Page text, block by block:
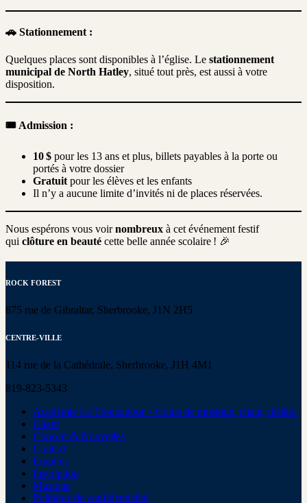
🚗 Stationnement :
Quelques places sont disponibles à l’église. Le stationnement
municipal de North Hatley, situé tout près, est aussi à votre
disposition.
🎟️ Admission :
10 $ pour les 13 ans et plus, billets payables à la porte ou
portés à votre dossier
Gratuit pour les élèves et les enfants
Il n’y a aucune limite d’invités ni de places réservées.
Nous espérons vous voirnombreux à cet événement festif
qui clôture en beauté cette belle année scolaire ! 🎉
ROCK FOREST
875 rue de Gibraltar, Sherbrooke, J1N 2H5
CENTRE-VILLE
114 rue de la Cathédrale, Sherbrooke, J1H 4M1
819-823-5343
Académie Le Troubadour – Cours de musique, chant, théâtre
Chant
Concert & Nouvelles
Contact
Emplois
Inscription
Musique
Politique de confidentialité